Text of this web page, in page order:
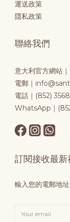
運送政策
隱私政策
聯絡我們
意大利官方網站｜
電郵｜
電話｜(852)
WhatsApp｜
訂閱接收最
輸入您的電郵地